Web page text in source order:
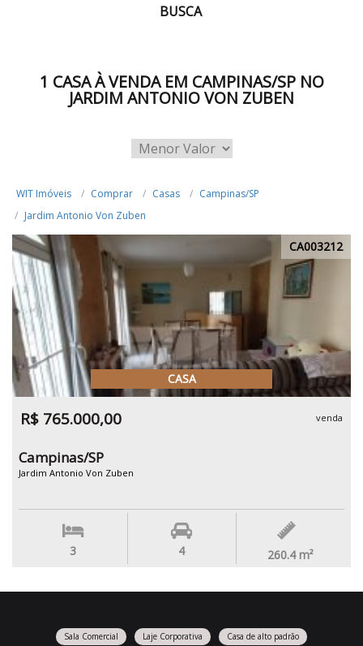
BUSCA
1 CASA À VENDA EM CAMPINAS/SP NO
JARDIM ANTONIO VON ZUBEN
WIT Imóveis Comprar Casas
Campinas/SP
Jardim Antonio Von Zuben
CA003212
CASA
R$ 765.000,00 venda
Campinas/SP
Jardim Antonio Von Zuben
3 4 260.4 m²
Sala Comercial Laje Corporativa Casa de alto padrão